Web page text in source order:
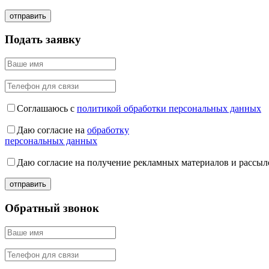
Подать заявку
Соглашаюсь с политикой обработки персональных данных
Даю согласие на обработку
персональных данных
Даю согласие на получение рекламных материалов и
Обратный звонок